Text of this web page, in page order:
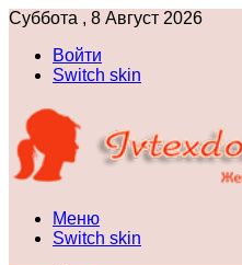
Суббота , 8 Август 2026
Войти
Switch skin
Меню
Switch skin